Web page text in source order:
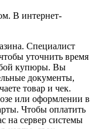
В интернет-
Специалист
уточнить время
купюры. Вы
документы,
товар и чек.
или оформлении в
Чтобы оплатить
на сервер системы